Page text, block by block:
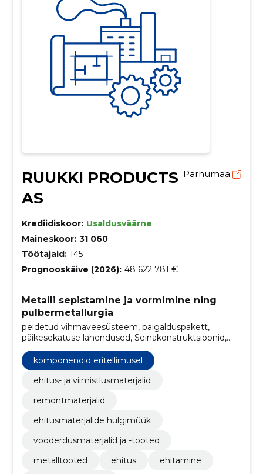
RUUKKI PRODUCTS
AS
Pärnumaa
Krediidiskoor: Usaldusväärne
Maineskoor: 31 060
Töötajaid: 145
Prognooskäive (2026): 48 622 781 €
Metalli sepistamine ja vormimine ning
pulbermetallurgia
peidetud vihmaveesüsteem, paigalduspakett,
päikesekatuse lahendused, Seinakonstruktsioonid,
fassaadikattesüsteemid, Katusekonstruktsioonid,
komponendid eritellimusel, kergtalad
katusekonstruktsioonidele, kandvad profiilplekid,
sandwich-paneelid katusele
komponendid eritellimusel
ehitus- ja viimistlusmaterjalid
remontmaterjalid
ehitusmaterjalide hulgimüük
vooderdusmaterjalid ja -tooted
metalltooted
ehitus
ehitamine